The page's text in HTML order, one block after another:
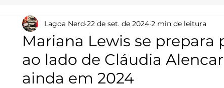
Mariana Lewis se prepara
ao lado de Cláudia
ainda em 2024
Lagoa Nerd 22 de set. de 2024 2 min de leitura